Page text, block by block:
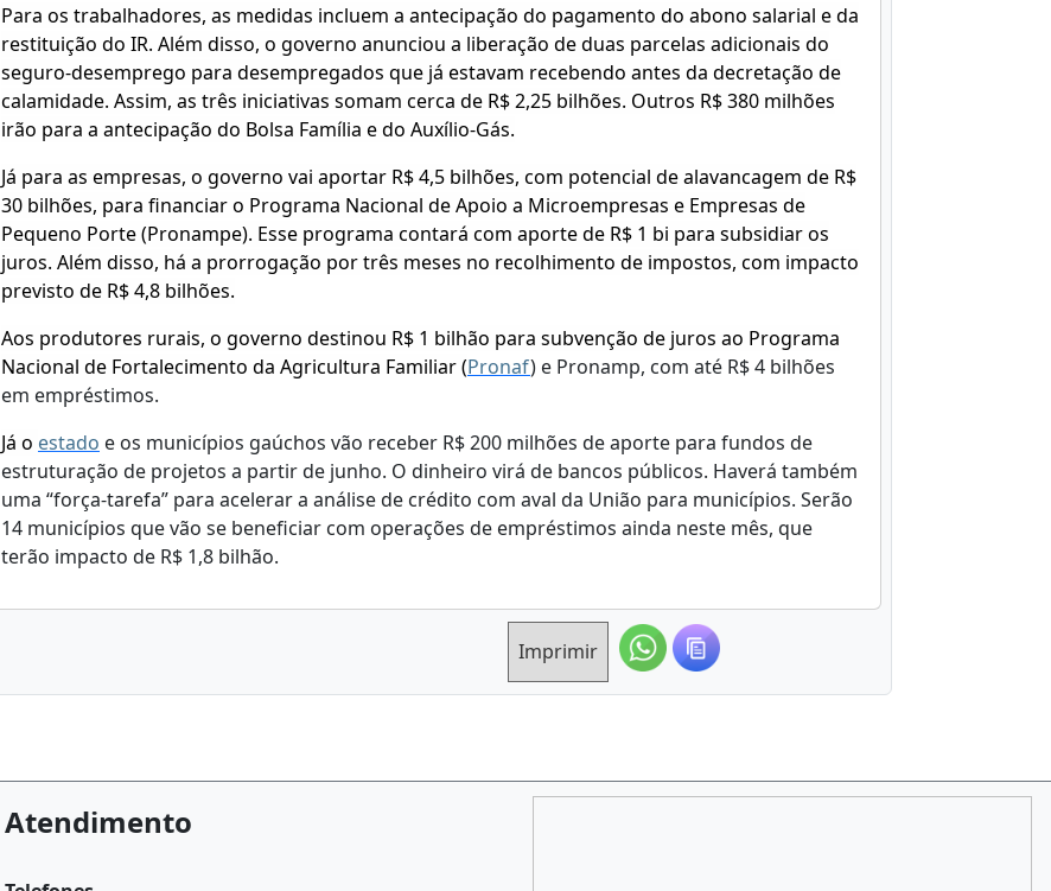
Para os trabalhadores, as medidas incluem a antecipação do pagamento do abono salarial e da
restituição do IR. Além disso, o governo anunciou a liberação de duas parcelas adicionais do
seguro-desemprego para desempregados que já estavam recebendo antes da decretação de
calamidade. Assim, as três iniciativas somam cerca de R$ 2,25 bilhões. Outros R$ 380 milhões
irão para a antecipação do Bolsa Família e do Auxílio-Gás.
Já para as empresas, o governo vai aportar R$ 4,5 bilhões, com potencial de alavancagem de R$
30 bilhões, para financiar o Programa Nacional de Apoio a Microempresas e Empresas de
Pequeno Porte (Pronampe). Esse programa contará com aporte de R$ 1 bi para subsidiar os
juros. Além disso, há a prorrogação por três meses no recolhimento de impostos, com impacto
previsto de R$ 4,8 bilhões.
Aos produtores rurais, o governo destinou R$ 1 bilhão para subvenção de juros ao Programa
Nacional de Fortalecimento da Agricultura Familiar (Pronaf) e Pronamp, com até R$ 4 bilhões
em empréstimos.
Já o estado e os municípios gaúchos vão receber R$ 200 milhões de aporte para fundos de
estruturação de projetos a partir de junho. O dinheiro virá de bancos públicos. Haverá também
uma “força-tarefa” para acelerar a análise de crédito com aval da União para municípios. Serão
14 municípios que vão se beneficiar com operações de empréstimos ainda neste mês, que
terão impacto de R$ 1,8 bilhão.
Imprimir
Atendimento